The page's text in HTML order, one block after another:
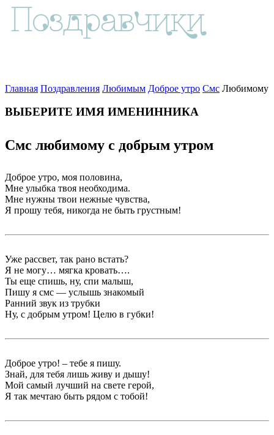
Главная Поздравления Любимым Доброе утро Смс Любимому
ВЫБЕРИТЕ ИМЯ ИМЕНИННИКА
Смс любимому с добрым утром
Доброе утро, моя половина,
Мне улыбка твоя необходима.
Мне нужны твои нежные чувства,
Я прошу тебя, никогда не быть грустным!
Уже рассвет, так рано встать?
Я не могу… мягка кровать….
Ты еще спишь, ну, спи малыш,
Пишу я смс — услышь знакомый
Ранний звук из трубки
Ну, с добрым утром! Целю в губки!
Доброе утро! – тебе я пишу.
Знай, для тебя лишь живу и дышу!
Мой самый лучший на свете герой,
Я так мечтаю быть рядом с тобой!